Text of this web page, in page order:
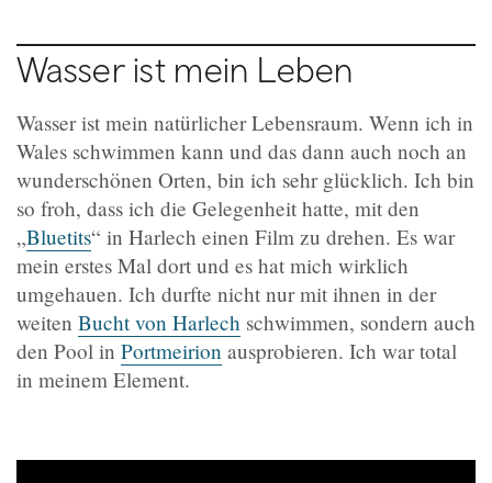
Wasser ist mein Leben
Wasser ist mein natürlicher Lebensraum. Wenn ich in
Wales schwimmen kann und das dann auch noch an
wunderschönen Orten, bin ich sehr glücklich. Ich bin
so froh, dass ich die Gelegenheit hatte, mit den
„Bluetits“ in Harlech einen Film zu drehen. Es war
mein erstes Mal dort und es hat mich wirklich
umgehauen. Ich durfte nicht nur mit ihnen in der
weiten Bucht von Harlech schwimmen, sondern auch
den Pool in Portmeirion ausprobieren. Ich war total
in meinem Element.